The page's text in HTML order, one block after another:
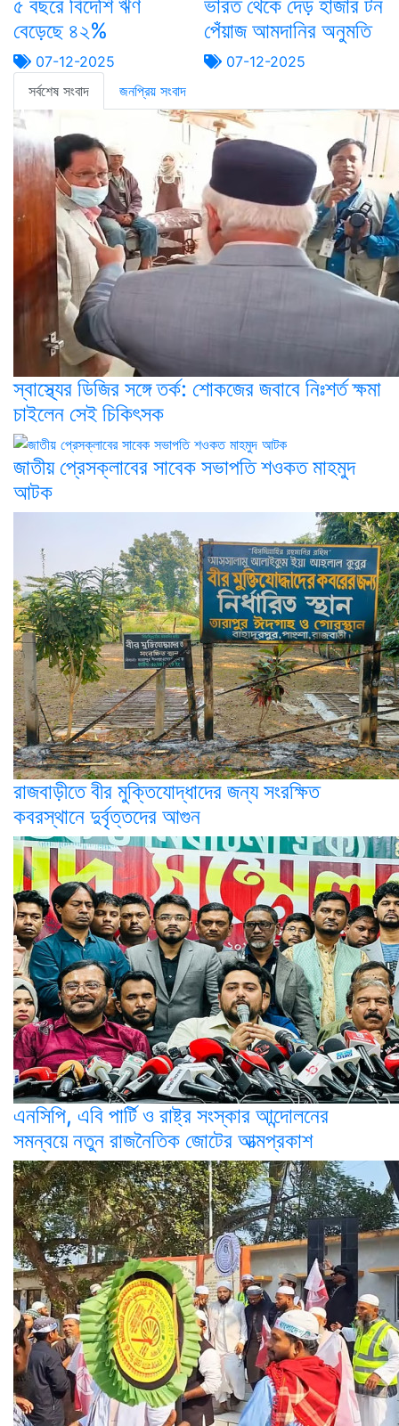
৫ বছরে বিদেশি ঋণ
বেড়েছে ৪২%
07-12-2025
ভারত থেকে দেড় হাজার টন
পেঁয়াজ আমদানির অনুমতি
07-12-2025
সর্বশেষ সংবাদ
জনপ্রিয় সংবাদ
স্বাস্থ্যের ডিজির সঙ্গে তর্ক: শোকজের জবাবে নিঃশর্ত ক্ষমা
চাইলেন সেই চিকিৎসক
জাতীয় প্রেসক্লাবের সাবেক সভাপতি শওকত মাহমুদ
আটক
রাজবাড়ীতে বীর মুক্তিযোদ্ধাদের জন্য সংরক্ষিত
কবরস্থানে দুর্বৃত্তদের আগুন
এনসিপি, এবি পার্টি ও রাষ্ট্র সংস্কার আন্দোলনের
সমন্বয়ে নতুন রাজনৈতিক জোটের আত্মপ্রকাশ